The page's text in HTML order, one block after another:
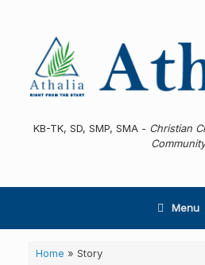
KB-TK, SD, SMP, SMA - Christian
Community
Menu
Home » Story